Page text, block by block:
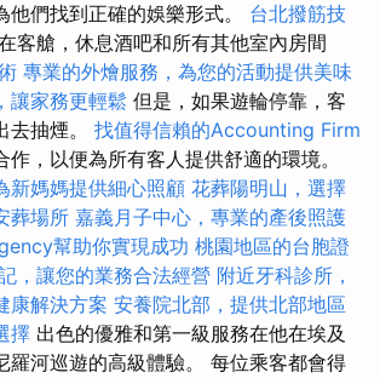
他們找到正確的娛樂形式。 台北撥筋技
客艙，休息酒吧和所有其他室內房間
專業的外燴服務，為您的活動提供美味
讓家務更輕鬆 但是，如果遊輪停靠，客
去抽煙。 找值得信賴的Accounting Firm
，以便為所有客人提供舒適的環境。
新媽媽提供細心照顧 花葬陽明山，選擇
葬場所 嘉義月子中心，專業的產後照護
幫助你實現成功 桃園地區的台胞證
，讓您的業務合法經營 附近牙科診所，
康解決方案 安養院北部，提供北部地區
擇 出色的優雅和第一級服務在他在埃及
羅河巡遊的高級體驗。 每位乘客都會得